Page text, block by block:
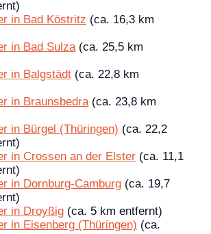
in Bad Köstritz (ca. 16,3 km
in Bad Sulza (ca. 25,5 km
in Balgstädt (ca. 22,8 km
in Braunsbedra (ca. 23,8 km
in Bürgel (Thüringen) (ca. 22,2
in Crossen an der Elster (ca. 11,1
in Dornburg-Camburg (ca. 19,7
in Droyßig (ca. 5 km entfernt)
in Eisenberg (Thüringen) (ca.